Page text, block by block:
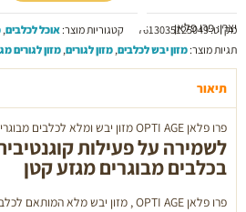
OPTI
AGE
מזון
ומלא
לכלבים
מבוגרים
מגזע
יצרן: פרו פלאן
מק"ט:7613035125049 קטגוריות מוצר:אוכל לכלבים,
תגיות מוצר:מזון יבש לכלבים,מזון לגורים,מזון לגורים
תיאור
פרו פלאן OPTI AGE מזון יבש ומלא לכלבים מבוגרים מגזע קטן בגילאי 9 ומעלה
לשמירה על פעילות
בכלבים מבוגרים מגזע קטן